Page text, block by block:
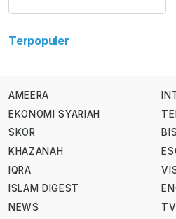
Terpopuler
AMEERA
EKONOMI SYARIAH
SKOR
KHAZANAH
IQRA
ISLAM DIGEST
NEWS
TV